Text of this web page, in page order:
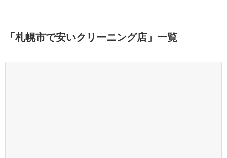
「 札幌市で安いクリーニング店 」 一覧